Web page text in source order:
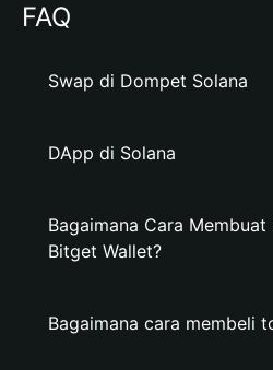
FAQ
Swap di Dompet Solana
DApp di Solana
Bagaimana Cara
Bitget Wallet?
Bagaimana cara membeli